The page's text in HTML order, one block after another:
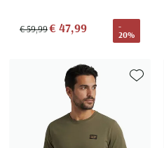
€ 59,99€ 47,99
-
20%